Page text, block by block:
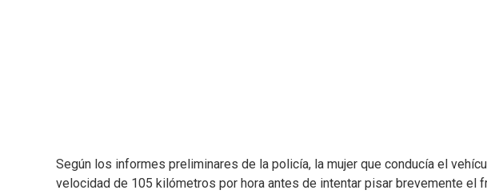
Según los informes preliminares de la policía, la mujer que conducía el
velocidad de 105 kilómetros por hora antes de intentar pisar brevemente el